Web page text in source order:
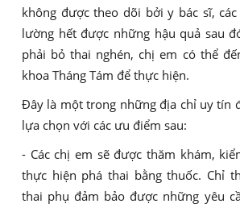
không được theo dõi bởi y bác sĩ,
lường hết được những hậu quả sau
phải bỏ thai nghén, chị em có thể
khoa Tháng Tám để thực hiện.
Đây là một trong những địa chỉ uy tín
lựa chọn với các ưu điểm sau:
- Các chị em sẽ được thăm khám,
thực hiện phá thai bằng thuốc. Chỉ
thai phụ đảm bảo được những yêu